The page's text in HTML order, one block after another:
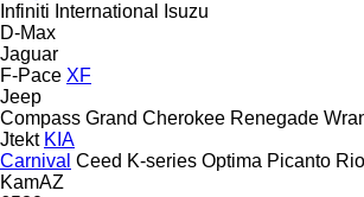
Infiniti International
Isuzu
D-Max
Jaguar
F-Pace XF
Jeep
Compass Grand Cherokee Renegade
Jtekt KIA
Carnival Ceed K-series Optima Picanto Rio
KamAZ